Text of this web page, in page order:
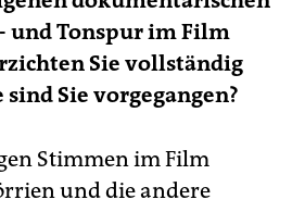
und Tonspur im Film
Sie vollständig
Sie vorgegangen?
Stimmen im Film
und die andere